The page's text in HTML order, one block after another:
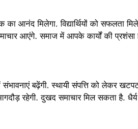
का आनंद मिलेगा. विद्यार्थियों को
आएंगे. समाज में आपके कार्यों की
बढ़ेंगी. स्थायी संपत्ति को लेकर
रहेगी. दुखद समाचार मिल सकता है.